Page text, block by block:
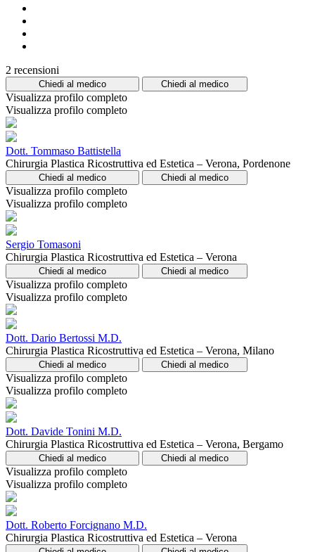
2 recensioni
Chiedi al medico Chiedi al medico
Visualizza profilo completo
Visualizza profilo completo
Dott. Tommaso Battistella
Chirurgia Plastica Ricostruttiva ed Estetica – Verona, Pordenone
Chiedi al medico Chiedi al medico
Visualizza profilo completo
Visualizza profilo completo
Sergio Tomasoni
Chirurgia Plastica Ricostruttiva ed Estetica – Verona
Chiedi al medico Chiedi al medico
Visualizza profilo completo
Visualizza profilo completo
Dott. Dario Bertossi M.D.
Chirurgia Plastica Ricostruttiva ed Estetica – Verona, Milano
Chiedi al medico Chiedi al medico
Visualizza profilo completo
Visualizza profilo completo
Dott. Davide Tonini M.D.
Chirurgia Plastica Ricostruttiva ed Estetica – Verona, Bergamo
Chiedi al medico Chiedi al medico
Visualizza profilo completo
Visualizza profilo completo
Dott. Roberto Forcignano M.D.
Chirurgia Plastica Ricostruttiva ed Estetica – Verona